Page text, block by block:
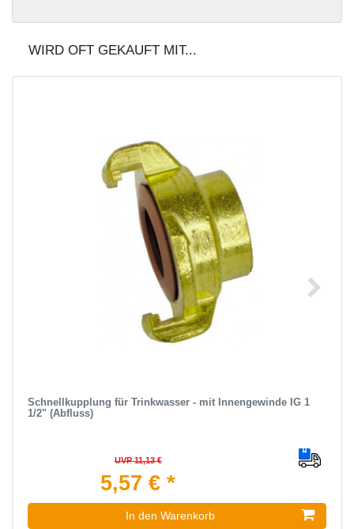
WIRD OFT GEKAUFT MIT...
Schnellkupplung für Trinkwasser - mit Innengewinde IG 1
1/2" (Abfluss)
UVP 11,13 €
5,57 € *
In den Warenkorb